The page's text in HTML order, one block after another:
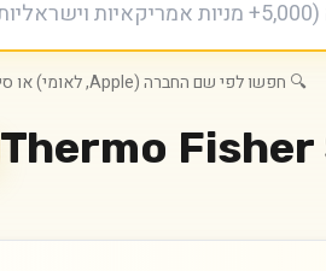
🔍 חפשו לפי שם החברה (Apple, לאומי) או סימול (AAPL, LUMI.TA)
Thermo